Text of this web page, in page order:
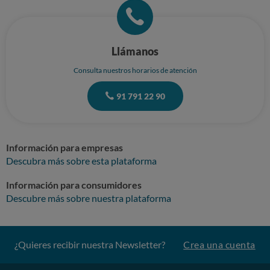
Llámanos
Consulta nuestros horarios de atención
91 791 22 90
Información para empresas
Descubra más sobre esta plataforma
Información para consumidores
Descubre más sobre nuestra plataforma
¿Quieres recibir nuestra Newsletter? Crea una cuenta